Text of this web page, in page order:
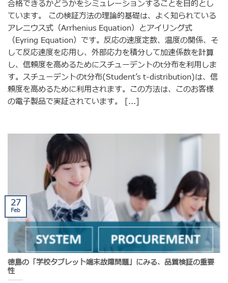
合格できるかどうかをシミュレーションすることを目的とし
ています。 この検証方法の理論的基礎は、よく知られている
アレニウス式（Arrhenius Equation）とアイリング式
（Eyring Equation）です。反応の速度定数、温度の関係、そ
して反応速度を応用し、外部応力を積分して加速係数を計算
し、信頼度を高めるためにスチューデントのt分布を利用しま
す。スチューデントのt分布(Student’s t-distribution)は、信
頼度を高めるために利用されます。この方法は、このお客様
の電子製品で実証されています。 [...]
徳島の「学校タブレット端末故障問題」にみる、品質検証の重要
性
27
Feb